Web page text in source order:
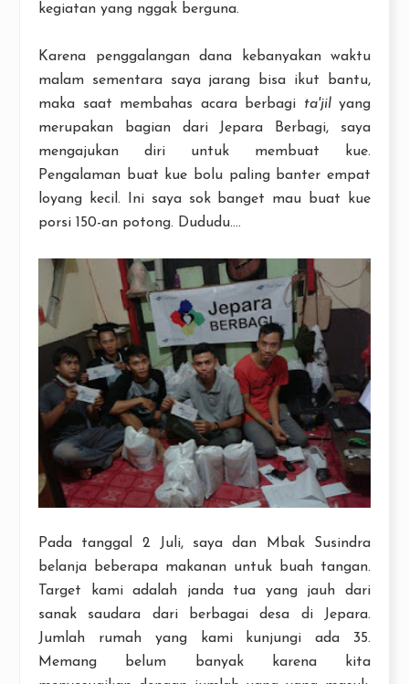
kegiatan yang nggak berguna.
Karena penggalangan dana kebanyakan waktu
malam sementara saya jarang bisa ikut bantu,
maka saat membahas acara berbagi ta'jilyang
merupakan bagian dari Jepara Berbagi, saya
mengajukan diri untuk membuat kue.
Pengalaman buat kue bolu paling banter empat
loyang kecil. Ini saya sok banget mau buat kue
porsi 150-an potong. Dududu....
Pada tanggal 2 Juli, saya dan Mbak Susindra
belanja beberapa makanan untuk buah tangan.
Target kami adalah janda tua yang jauh dari
sanak saudara dari berbagai desa di Jepara.
Jumlah rumah yang kami kunjungi ada 35.
Memang belum banyak karena kita